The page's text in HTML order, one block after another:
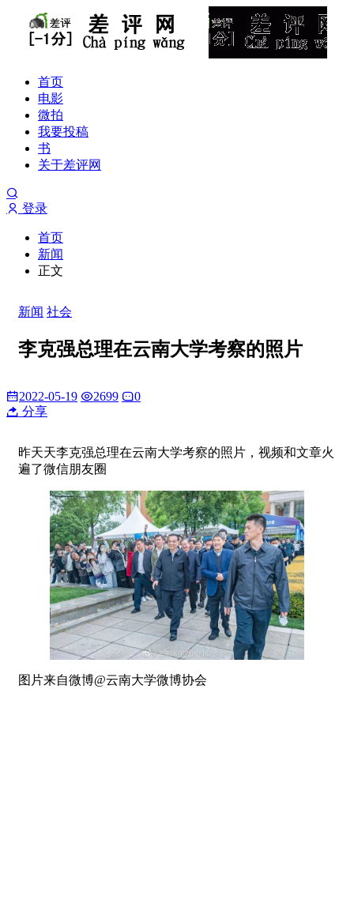
首页
电影
微拍
我要投稿
书
关于差评网
登录
首页
新闻
正文
新闻 社会
李克强总理在云南大学考察的照片
2022-05-19 2699
0
分享
昨天天李克强总理在云南大学考察的照片，视频和文章火
遍了微信朋友圈
图片来自微博@云南大学微博协会